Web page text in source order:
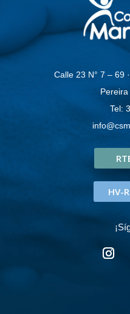
Calle 23 N° 7 – 69
Pereira
Tel:
HV-